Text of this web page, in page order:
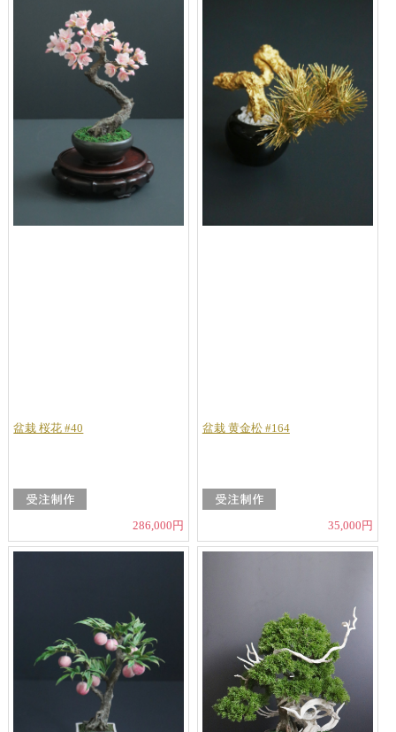
盆栽 桜花 #40
286,000円
盆栽 黄金松 #164
35,000円